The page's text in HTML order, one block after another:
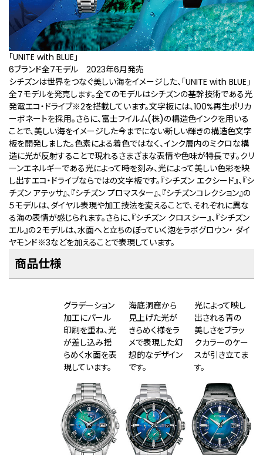
「UNITE with BLUE」
6ブランド全7モデル 2023年6月発売
シチズンは世界をつなぐ美しい海をイメージした、「UNITE with BLUE」
全７モデルを発売します。全てのモデルはシチズンの基幹技術である光
発電エコ・ドライブ※2を搭載しています。文字板には、100%再生ポリカ
ーボネートを採用。さらに、富士フイルム(株)の構造色インクを用いる
ことで、美しい海をイメージした今までにない新しい輝きの構造色文字
板を開発しました。色素による着色ではなく、インク層内のミクロな構
造に光が反射することで現れるさまざまな表情や色味が特長です。クリ
ーンエネルギーである光によって時を刻み、光によって美しい色彩を映
し出すエコ・ドライブならではの文字板です。『シチズン エクシード』、『シ
チズン アテッサ』、『シチズン プロマスター』、『シチズンコレクション』の
５モデルは、ダイヤル表現や加工技法を変えることで、それぞれに異な
る海の表情が感じられます。さらに、『シチズン クロスシー』、『シチズン
エル』の２モデルは、水面へと立ちのぼっていく泡をラボグロウン・ ダイ
ヤモンド※3などを加えることで表現しています。
商品仕様
グラデーション
加工にパール
印刷を重ね、光
が差し込み揺
らめく水面を表
現しています。
海底洞窟から
見上げた光が
きらめく様をラ
メで表現した幻
想的なデザイン
です。
光によって映し
出される青の
美しさをブラッ
クカラーのケー
スが引き立てま
す。